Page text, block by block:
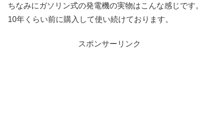
ちなみにガソリン式の発電機の実物はこんな感じです。
10年くらい前に購入して使い続けております。
スポンサーリンク